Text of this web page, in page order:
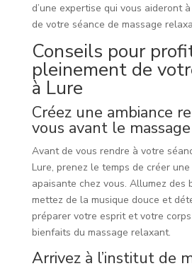
d’une expertise qui vous aideront
de votre séance de massage
Conseils pour
pleinement de
à Lure
Créez une ambiance
vous avant le massage
Avant de vous rendre à votre
Lure, prenez le temps de créer
apaisante chez vous. Allumez des
mettez de la musique douce et
préparer votre esprit et votre
bienfaits du massage relaxant.
Arrivez à l’institut de